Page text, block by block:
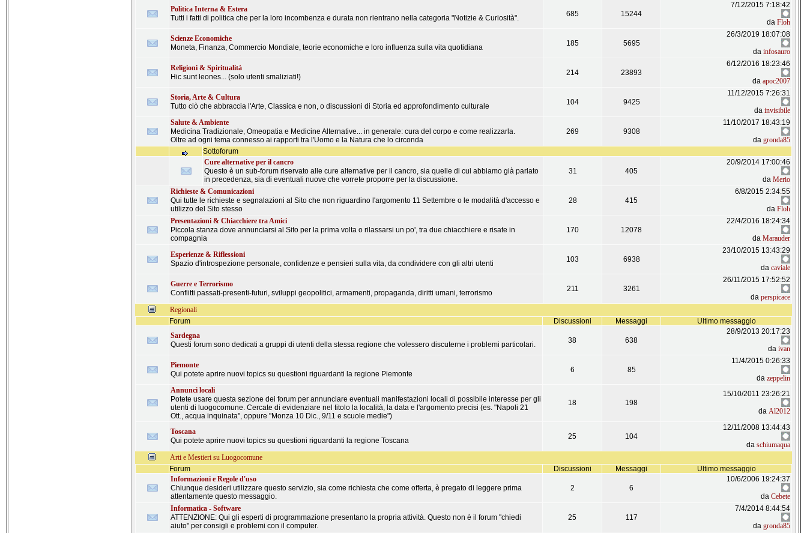
Politica Interna & Estera
Tutti i fatti di politica che per la loro incombenza e durata non rientrano nella categoria "Notizie & Curiosità".
685 15244
7/12/2015 7:18:42
da Floh
Scienze Economiche
Moneta, Finanza, Commercio Mondiale, teorie economiche e loro influenza sulla vita quotidiana
185 5695
26/3/2019 18:07:08
da infosauro
Religioni & Spiritualità
Hic sunt leones... (solo utenti smaliziati!)
214 23893
6/12/2016 18:23:46
da apoc2007
Storia, Arte & Cultura
Tutto ciò che abbraccia l'Arte, Classica e non, o discussioni di Storia ed approfondimento culturale
104 9425
11/12/2015 7:26:31
da invisibile
Salute & Ambiente
Medicina Tradizionale, Omeopatia e Medicine Alternative... in generale: cura del corpo e come realizzarla.
Oltre ad ogni tema connesso ai rapporti tra l'Uomo e la Natura che lo circonda
269 9308
11/10/2017 18:43:19
da gronda85
Sottoforum
Cure alternative per il cancro
Questo è un sub-forum riservato alle cure alternative per il cancro, sia quelle di cui abbiamo già parlato
in precedenza, sia di eventuali nuove che vorrete proporre per la discussione.
31 405
20/9/2014 17:00:46
da Merio
Richieste & Comunicazioni
Qui tutte le richieste e segnalazioni al Sito che non riguardino l'argomento 11 Settembre o le modalità d'accesso e
utilizzo del Sito stesso
28 415
6/8/2015 2:34:55
da Floh
Presentazioni & Chiacchiere tra Amici
Piccola stanza dove annunciarsi al Sito per la prima volta o rilassarsi un po', tra due chiacchiere e risate in
compagnia
170 12078
22/4/2016 18:24:34
da Marauder
Esperienze & Riflessioni
Spazio d'introspezione personale, confidenze e pensieri sulla vita, da condividere con gli altri utenti
103 6938
23/10/2015 13:43:29
da caviale
Guerre e Terrorismo
Conflitti passati-presenti-futuri, sviluppi geopolitici, armamenti, propaganda, diritti umani, terrorismo
211 3261
26/11/2015 17:52:52
da perspicace
Regionali
Forum
Discussioni Messaggi
Ultimo messaggio
Sardegna
Questi forum sono dedicati a gruppi di utenti della stessa regione che volessero discuterne i problemi particolari.
38 638
28/9/2013 20:17:23
da ivan
Piemonte
Qui potete aprire nuovi topics su questioni riguardanti la regione Piemonte
6 85
11/4/2015 0:26:33
da zeppelin
Annunci locali
Potete usare questa sezione dei forum per annunciare eventuali manifestazioni locali di possibile interesse per gli
utenti di luogocomune. Cercate di evidenziare nel titolo la località, la data e l'argomento precisi (es. "Napoli 21
Ott., acqua inquinata", oppure "Monza 10 Dic., 9/11 e scuole medie")
18 198
15/10/2011 23:26:21
da Al2012
Toscana
Qui potete aprire nuovi topics su questioni riguardanti la regione Toscana
25 104
12/11/2008 13:44:43
da schiumaqua
Arti e Mestieri su Luogocomune
Forum
Discussioni Messaggi
Ultimo messaggio
Informazioni e Regole d'uso
Chiunque desideri utilizzare questo servizio, sia come richiesta che come offerta, è pregato di leggere prima
attentamente questo messaggio.
2 6
10/6/2006 19:24:37
da Cebete
Informatica - Software
ATTENZIONE: Qui gli esperti di programmazione presentano la propria attività. Questo non è il forum "chiedi
aiuto" per consigli e problemi con il computer.
25 117
7/4/2014 8:44:54
da gronda85